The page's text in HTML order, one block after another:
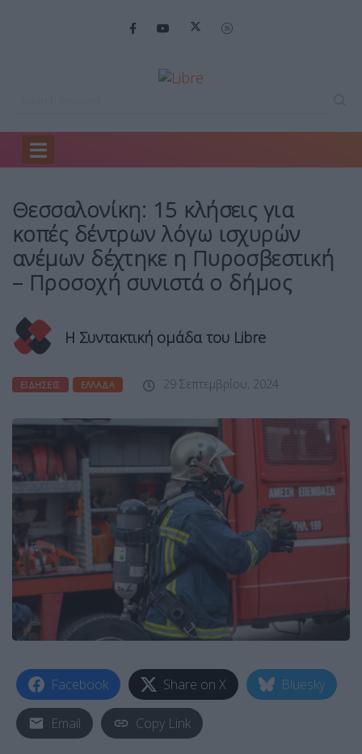
Home
Θεσσαλονίκη: 15 κλήσεις για
κοπές δέντρων λόγω ισχυρών
ανέμων δέχτηκε η Πυροσβεστική
– Προσοχή συνιστά ο δήμος
Η Συντακτική ομάδα του Libre
ΕΙΔΉΣΕΙΣ ΕΛΛΆΔΑ 29 Σεπτεμβρίου, 2024
Facebook Share on X Bluesky
Email Copy Link